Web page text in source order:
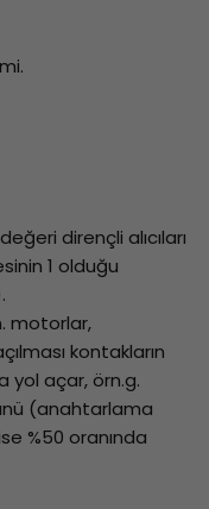
dirençli alıcıları
1 olduğu
motorlar,
kontakların
yol açar, örn.g.
(anahtarlama
%50 oranında